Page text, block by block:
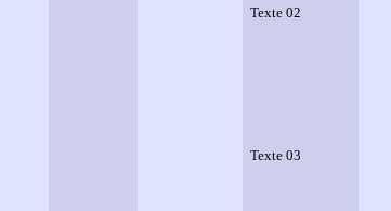
Texte 02
Texte 03